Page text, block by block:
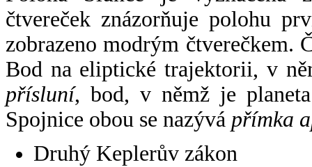
čtvereček znázorňuje polohu
zobrazeno modrým čtverečkem.
Bod na eliptické trajektorii, v
přísluní, bod, v němž je
Spojnice obou se nazývá přímka
Druhý Keplerův zákon